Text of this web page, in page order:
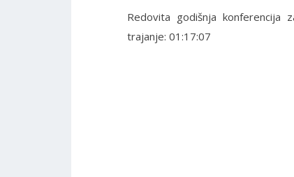
Redovita godišnja konferencija
trajanje: 01:17:07